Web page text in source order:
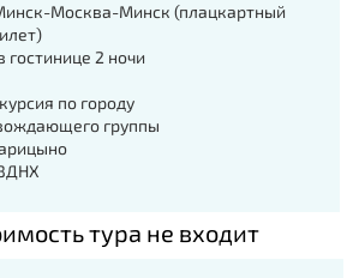
Москва-Минск (плацкартный
2 ночи
по городу
группы
тура не входит